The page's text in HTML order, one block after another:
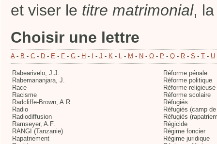
et viser le titre matrimonial,
Choisir une lettre
A- B - C - D - E - F - G - H - - J - K - L - M - N - O - P - Q - R - S - T - U
Rabearivelo, J.J.
Rabemananjara, J.
Race
Racisme
Radcliffe-Brown, A.R.
Radio
Radiodiffusion
Ramseyer, A.F.
RANGI (Tanzanie)
Rapatriement
Réforme pénale
Réforme politique
Réforme religieuse
Réforme scolaire
Réfugiés
Réfugiés (camp
Réfugiés
Régicide
Régime foncier
Régime juridique